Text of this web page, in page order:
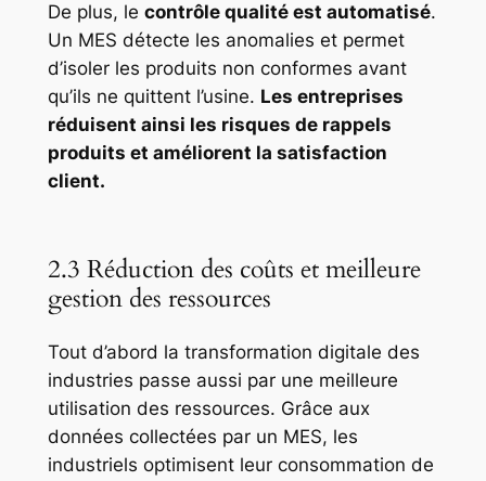
De plus, le contrôle qualité est automatisé.
Un MES détecte les anomalies et permet
d’isoler les produits non conformes avant
qu’ils ne quittent l’usine. Les entreprises
réduisent ainsi les risques de rappels
produits et améliorent la satisfaction
client.
2.3 Réduction des coûts et meilleure
gestion des ressources
Tout d’abord la transformation digitale des
industries passe aussi par une meilleure
utilisation des ressources. Grâce aux
données collectées par un MES, les
industriels optimisent leur consommation de